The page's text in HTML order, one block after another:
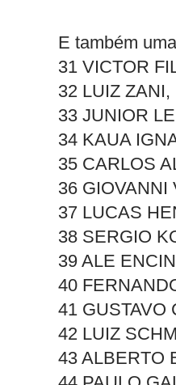
E também
31 VICTOR
32 LUIZ ZANI,
33 JUNIOR
34 KAUA
35 CARLOS
36 GIOVANNI
37 LUCAS
38 SERGIO
39 ALE
40
41 GUSTAVO
42 LUIZ
43 ALBERTO